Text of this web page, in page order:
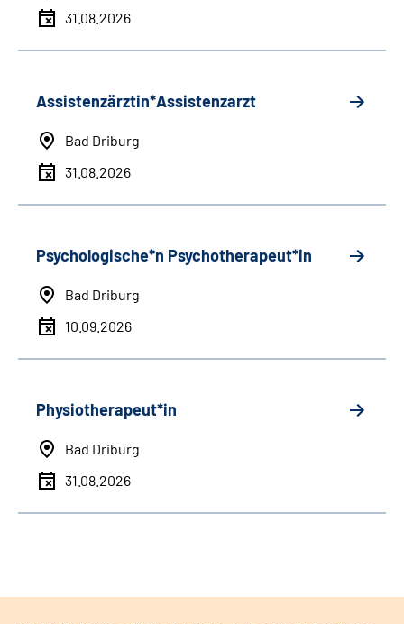
31.08.2026
Assistenzärztin*Assistenzarzt
Bad Driburg
31.08.2026
Psychologische*n Psychotherapeut*in
Bad Driburg
10.09.2026
Physiotherapeut*in
Bad Driburg
31.08.2026